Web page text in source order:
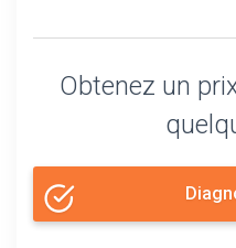
Obtenez un